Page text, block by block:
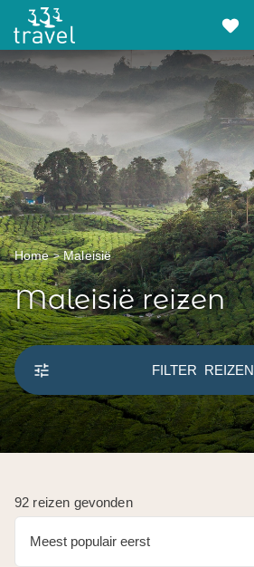
Home Maleisië
Maleisië reizen
FILTER REIZEN
92 reizen gevonden